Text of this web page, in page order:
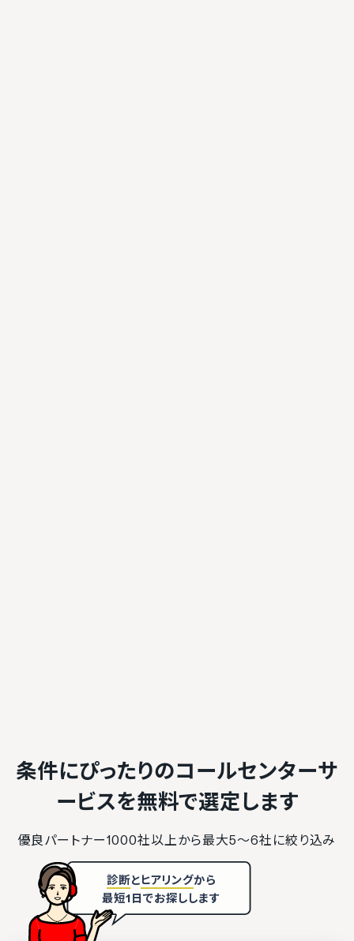
条件にぴったりのコールセンターサ
ービスを無料で選定します
優良パートナー1000社以上から最大5〜6社に絞り込み
診断とヒアリングから
最短1日でお探しします